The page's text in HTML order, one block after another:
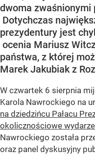
dwoma
Dotychczas
prezydentury jest
ocenia Mariusz
państwa, z której
Marek Jakubiak z
W czwartek 6 sierpnia
Karola Nawrockiego na
na dziedzińcu Pałacu
okolicznościowe
Nawrockiego została
oraz panel dyskusyjny